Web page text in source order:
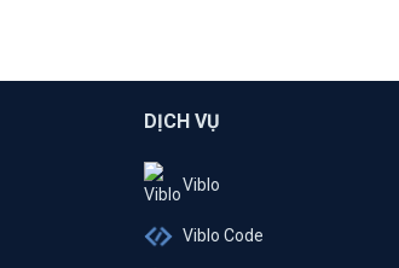
DỊCH VỤ
Viblo
Viblo Code